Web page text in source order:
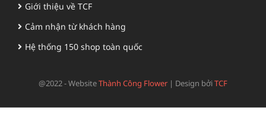
Giới thiệu về TCF
Cảm nhận từ khách hàng
Hệ thống 150 shop toàn quốc
@2022 - WebsiteThành Công Flower | Design bởiTCF